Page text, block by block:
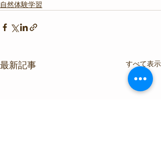
自然体験学習
最新記事 すべて表示